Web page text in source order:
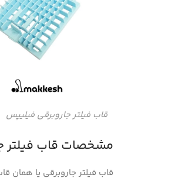
قاب فیلتر جاروبرقی فیلیپس
مشخصات قاب فیلتر
قاب فیلتر جاروبرقی یا همان